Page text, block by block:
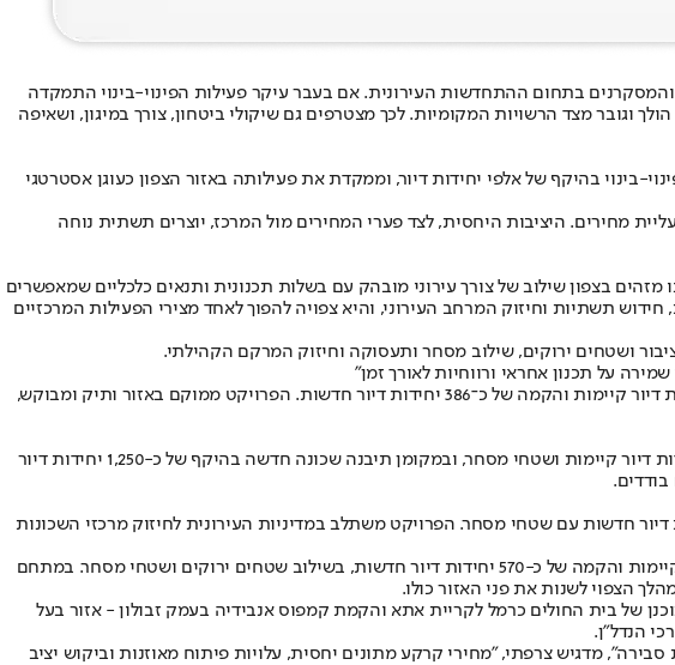
והמסקרנים בתחום ההתחדשות העירונית. אם בעבר עיקר פעילות הפינוי-בינוי התמקדה
וגובר מצד הרשויות המקומיות. לכך מצטרפים גם שיקולי ביטחון, צורך במיגון, ושאיפה
בינוי בהיקף של אלפי יחידות דיור, וממקדת את פעילותה באזור הצפון כעוגן אסטרטגי
מחירים. היציבות היחסית, לצד פערי המחירים מול המרכז, יוצרים תשתית נוחה
בצפון שילוב של צורך עירוני מובהק עם בשלות תכנונית ותנאים כלכליים שמאפשרים
תשתיות וחיזוק המרחב העירוני, והיא צפויה להפוך לאחד מצירי הפעילות המרכזיים
ושטחים ירוקים, שילוב מסחר ותעסוקה וחיזוק המרקם הקהילתי.
על תכנון אחראי ורווחיות לאורך זמן"
בחיפה מקדמת החברה פרויקט התחדשות בשכונת נווה שאנן, ברחוב הגליל-נתיב חן, במסגרתו מקודמת תב"ע לפינוי של 95 יחידות דיור קיימות והקמה של כ־386 יחידות דיור חדשות. הפרויקט ממוקם באזור ותיק ומבוקש,
פרויקט משמעותי נוסף מקודם בקריית חיים, במתחם הקיבוצים-הפלוגות. במסגרת התוכנית מקודמת תב"ע לפינוי של כ-242 יחידות דיור קיימות ושטחי מסחר, ובמקומן תיבנה שכונה חדשה בהיקף של כ-1,250 יחידות דיור
החברה פרויקט ברחוב קק"ל, במסלול רשויות, הכולל פינוי של כ-120 יחידות דיור והקמה של כ-720 יחידות דיור חדשות עם שטחי מסחר. הפרויקט משתלב במדיניות העירונית לחיזוק מרכזי השכונות
בעיר נשר בולטת פעילות החברה עם שני מתחמי פינוי-בינוי מרכזיים. ברחוב קרן היסוד מקודמת תב"ע לפינוי של 96 יחידות דיור קיימות והקמה של כ-570 יחידות דיור חדשות, בשילוב שטחים ירוקים ושטחי מסחר. במתחם
של בית החולים כרמל לקריית אתא והקמת קמפוס אנבידיה בעמק זבולון - אזור בעל
הנדל"ן.
מדגיש צרפתי, "מחירי קרקע מתונים יחסית, עלויות פיתוח מאוזנות וביקוש יציב